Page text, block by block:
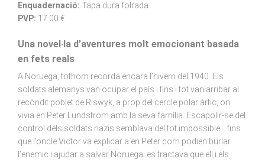
Enquadernació: Tapa dura folrada
PVP: 17.00 €
Una novel·la d’aventures molt emocionant basada
en fets reals
A Noruega, tothom recorda encara l’hivern del 1940. Els
soldats alemanys van ocupar el país i fins i tot van arribar al
recòndit poblet de Riswyk, a prop del cercle polar àrtic, on
vivia en Peter Lundstrom amb la seva família. Escapolir-se del
control dels soldats nazis semblava del tot impossible... fins
que l’oncle Victor va explicar a en Peter com podien burlar
l’enemic i ajudar a salvar Noruega: es tractava que ell i els